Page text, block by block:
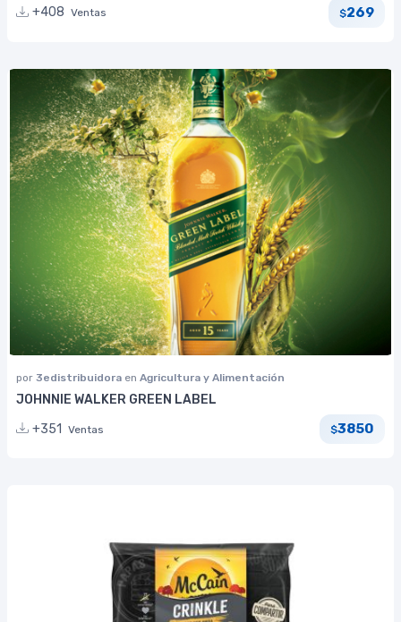
+408 Ventas $269
por 3edistribuidora en Agricultura y Alimentación
JOHNNIE WALKER GREEN LABEL
+351
Ventas $3850